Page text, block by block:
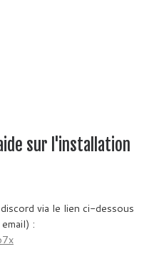
sur l'installation
via le lien ci-dessous
: